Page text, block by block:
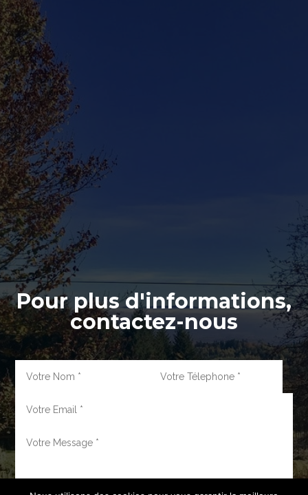
Pour plus d'informations,
contactez-nous